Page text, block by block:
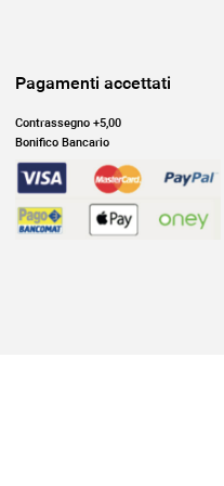
Pagamenti accettati
Contrassegno +5,00
Bonifico Bancario